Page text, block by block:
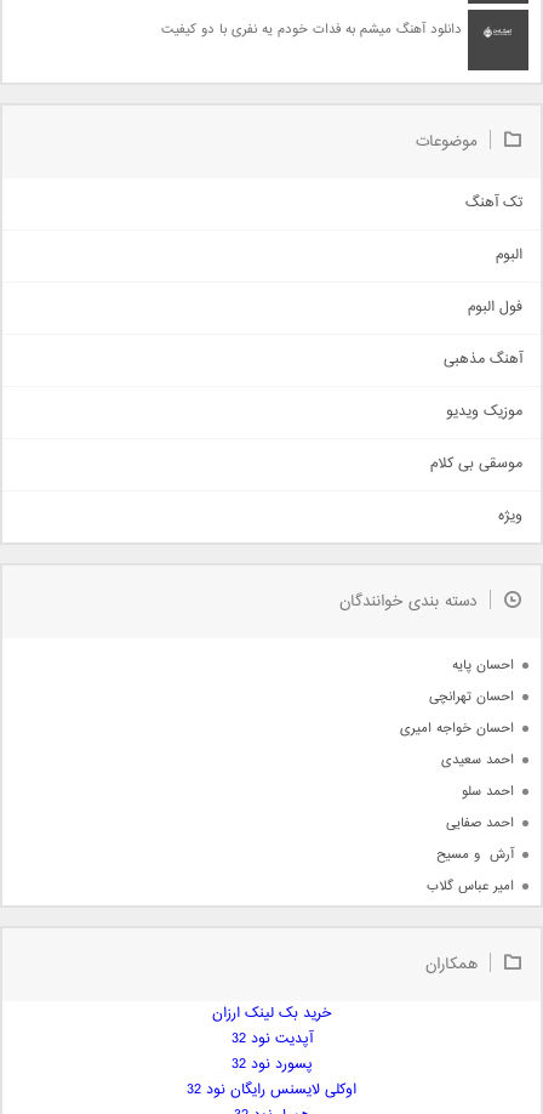
دانلود آهنگ میشم به فدات خودم یه نفری با دو کیفیت
موضوعات
تک آهنگ
اجتماعی
حماسی
سنتی
اهنگ بندرعباسی
دمو
مذهبی
جدیدترین ها
البوم
فول البوم
آهنگ مذهبی
موزیک ویدیو
موسقی بی کلام
ویژه
دسته بندی خوانندگان
احسان پایه
احسان تهرانچی
احسان خواجه امیری
احمد سعیدی
احمد سلو
احمد صفایی
آرش  و مسیح
امیر عباس گلاب
امیر علی
همکاران
خرید بک لینک ارزان
آپدیت نود 32
پسورد نود 32
اوکلی لایسنس رایگان نود 32